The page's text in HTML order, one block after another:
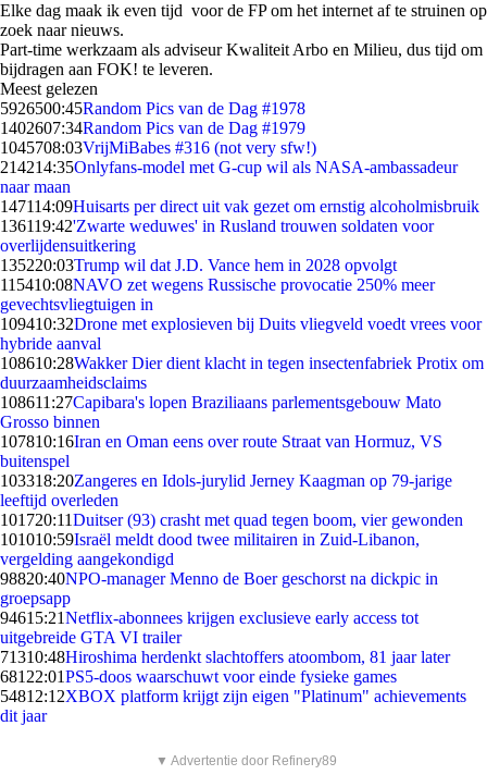
Elke dag maak ik even tijd voor de FP om het internet af te struinen op
zoek naar nieuws.
Part-time werkzaam als adviseur Kwaliteit Arbo en Milieu, dus tijd om
bijdragen aan FOK! te leveren.
Meest gelezen
5926500:45Random Pics van de Dag #1978
1402607:34Random Pics van de Dag #1979
1045708:03VrijMiBabes #316 (not very sfw!)
214214:35Onlyfans-model met G-cup wil als NASA-ambassadeur
naar maan
147114:09Huisarts per direct uit vak gezet om ernstig alcoholmisbruik
136119:42'Zwarte weduwes' in Rusland trouwen soldaten voor
overlijdensuitkering
135220:03Trump wil dat J.D. Vance hem in 2028 opvolgt
115410:08NAVO zet wegens Russische provocatie 250% meer
gevechtsvliegtuigen in
109410:32Drone met explosieven bij Duits vliegveld voedt vrees voor
hybride aanval
108610:28Wakker Dier dient klacht in tegen insectenfabriek Protix om
duurzaamheidsclaims
108611:27Capibara's lopen Braziliaans parlementsgebouw Mato
Grosso binnen
107810:16Iran en Oman eens over route Straat van Hormuz, VS
buitenspel
103318:20Zangeres en Idols-jurylid Jerney Kaagman op 79-jarige
leeftijd overleden
101720:11Duitser (93) crasht met quad tegen boom, vier gewonden
101010:59Israël meldt dood twee militairen in Zuid-Libanon,
vergelding aangekondigd
98820:40NPO-manager Menno de Boer geschorst na dickpic in
groepsapp
94615:21Netflix-abonnees krijgen exclusieve early access tot
uitgebreide GTA VI trailer
71310:48Hiroshima herdenkt slachtoffers atoombom, 81 jaar later
681 22:01PS5-doos waarschuwt voor einde fysieke games
54812:12XBOX platform krijgt zijn eigen "Platinum" achievements
dit jaar
▼ Advertentie door Refinery89